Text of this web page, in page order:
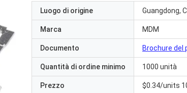
Luogo di origine Guangdong,
Marca MDM
Documento Brochure del
Quantità di ordine minimo 1000 unità
Prezzo $0.34/units